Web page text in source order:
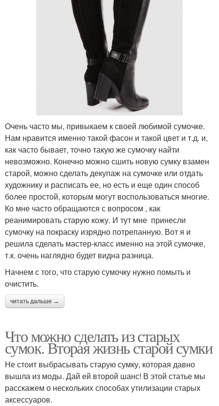
Очень часто мы, привыкаем к своей любимой сумочке.
Нам нравится именно такой фасон и такой цвет и т.д. и,
как часто бывает, точно такую же сумочку найти
невозможно. Конечно можно сшить новую сумку взамен
старой, можно сделать декупаж на сумочке или отдать
художнику и расписать ее, но есть и еще один способ
более простой, которым могут воспользоваться многие.
Ко мне часто обращаются с вопросом , как
реанимировать старую кожу. И тут мне принесли
сумочку на покраску изрядно потрепанную. Вот я и
решила сделать мастер-класс именно на этой сумочке,
т.к. очень наглядно будет видна разница.
Начнем с того, что старую сумочку нужно помыть и
очистить.
читать дальше →
Что можно сделать из старых
сумок. Вторая жизнь старой сумки
Не стоит выбрасывать старую сумку, которая давно
вышла из моды. Дай ей второй шанс! В этой статье мы
расскажем о нескольких способах утилизации старых
аксессуаров.